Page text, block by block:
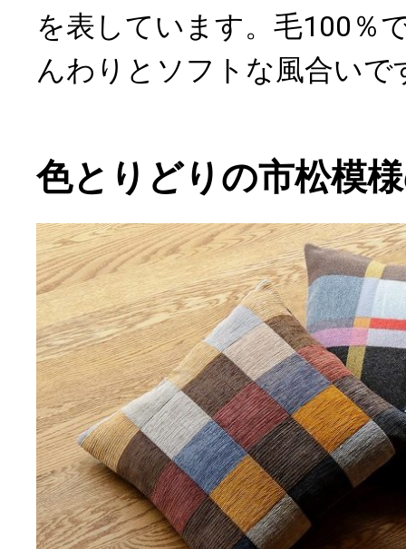
を表しています。毛100％
んわりとソフトな風合いで
色とりどりの市松模